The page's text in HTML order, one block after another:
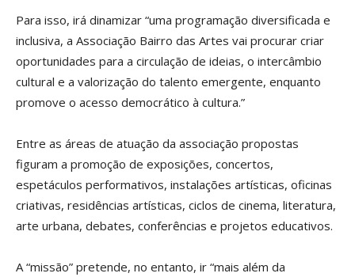
Para isso, irá dinamizar “uma programação diversificada e
inclusiva, a Associação Bairro das Artes vai procurar criar
oportunidades para a circulação de ideias, o intercâmbio
cultural e a valorização do talento emergente, enquanto
promove o acesso democrático à cultura.”
Entre as áreas de atuação da associação propostas
figuram a promoção de exposições, concertos,
espetáculos performativos, instalações artísticas, oficinas
criativas, residências artísticas, ciclos de cinema, literatura,
arte urbana, debates, conferências e projetos educativos.
A “missão” pretende, no entanto, ir “mais além da